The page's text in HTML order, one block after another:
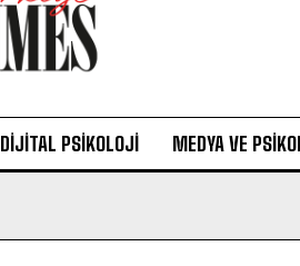
DIJITAL PSIKOLOJI MEDYA VE